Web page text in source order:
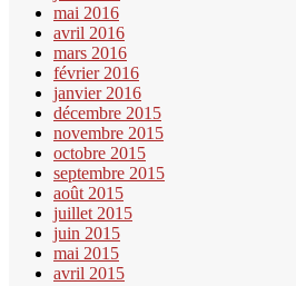
mai 2016
avril 2016
mars 2016
février 2016
janvier 2016
décembre 2015
novembre 2015
octobre 2015
septembre 2015
août 2015
juillet 2015
juin 2015
mai 2015
avril 2015